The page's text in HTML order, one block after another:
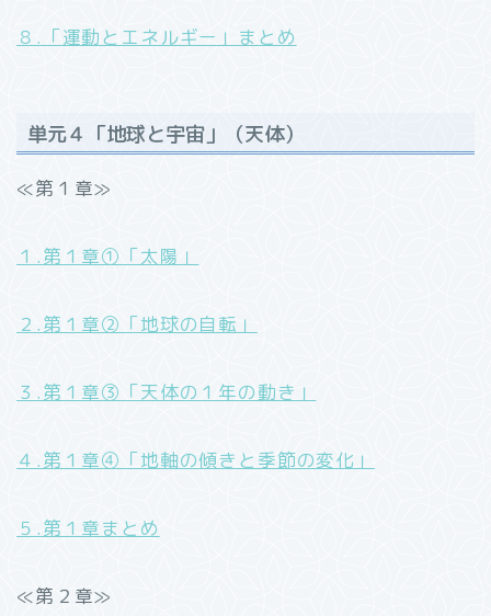
８.「運動とエネルギー」まとめ
単元４「地球と宇宙」（天体）
≪第１章≫
１.第１章①「太陽」
２.第１章②「地球の自転」
３.第１章③「天体の１年の動き」
４.第１章④「地軸の傾きと季節の変化」
５.第１章まとめ
≪第２章≫